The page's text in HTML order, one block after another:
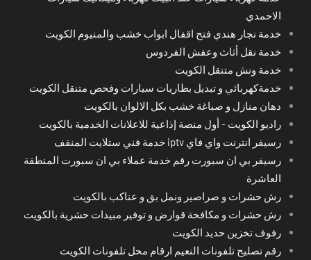
الاحمدي
خدمة نجار هندي فتح اقفال ابواب خشب والمنيوم الكويت
خدمة نقل أثاث وعفش الفردوس
خدمة ونش متنقل الكويت
خدمةكهربائي و تبديل بطاريات سيارات وفحص متنقل الكويت
دهان منازل و صباغة خشب بكل الالوان بالكويت
راديو الكويت - أول منصة إذاعية للاعلانات الخدمية بالكويت
رسيفر انترنت واي فاي iptv خدمة فني ستلايت المنقف
رسيفر بي ان سبورت رقم خدمة عملاء بي ان سبورت المنطقة
العاشرة
رش حشرات و صراصير ونمل بق و عناكب بالكويت
رش حشرات و مكافحة قوارض و توفير مبيدات حشرية بالكويت
رفوف تخزين حديد الكويت
رقم تصليح تلفونات النعيم ارقام محل تلفونات الكويت